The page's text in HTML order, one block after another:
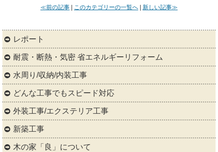
≪前の記事 このカテゴリーの一覧へ 新しい記事≫
レポート
耐震・断熱・気密 省エネルギーリフォーム
水周り/収納/内装工事
どんな工事でもスピード対応
外装工事/エクステリア工事
新築工事
木の家「良」について